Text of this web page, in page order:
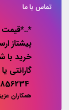
تماس با ما
*..*قیمت
پیشتاز
خرید با
همکاران